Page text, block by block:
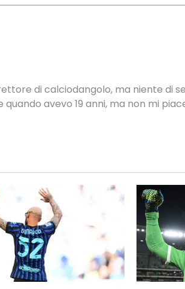
di calciodangolo, ma niente di
avevo 19 anni, ma non mi